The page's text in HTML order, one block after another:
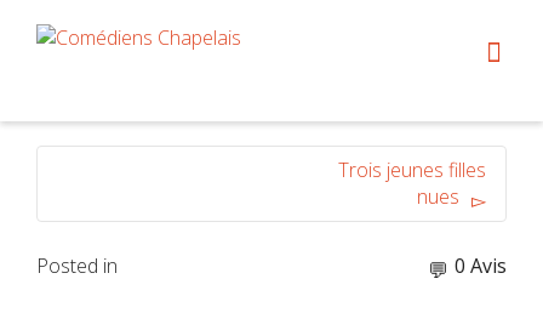
Trois jeunes filles
nues
Posted in 0 Avis